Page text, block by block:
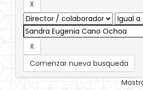
Comenzar nueva busqueda